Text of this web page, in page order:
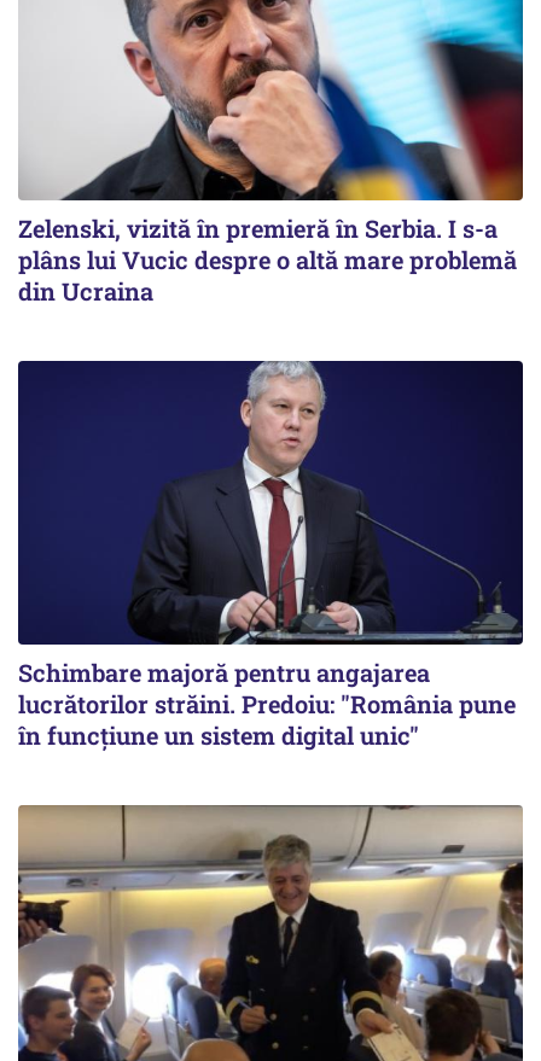
Zelenski, vizită în premieră în Serbia. I s-a
plâns lui Vucic despre o altă mare problemă
din Ucraina
Schimbare majoră pentru angajarea
lucrătorilor străini. Predoiu: "România pune
în funcțiune un sistem digital unic"